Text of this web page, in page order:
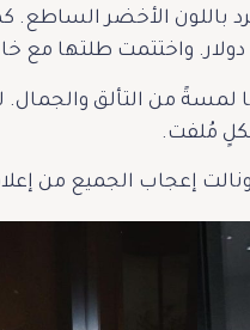
باللون الأخضر
من التألق والجمال.
مُلفت.
ونالت إعجاب الجميع من